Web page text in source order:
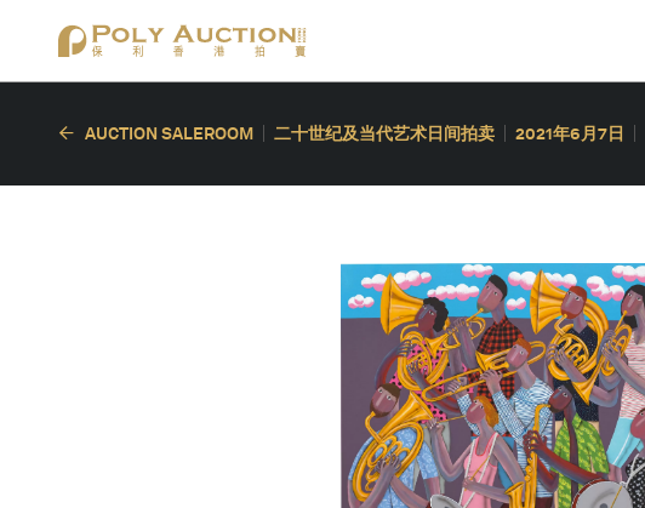
AUCTION SALEROOM 二十世纪及当代艺术日间拍卖 2021年6月7日